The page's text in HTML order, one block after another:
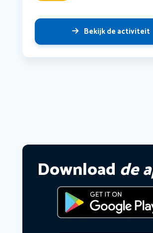
Bekijk de activiteit
Download de